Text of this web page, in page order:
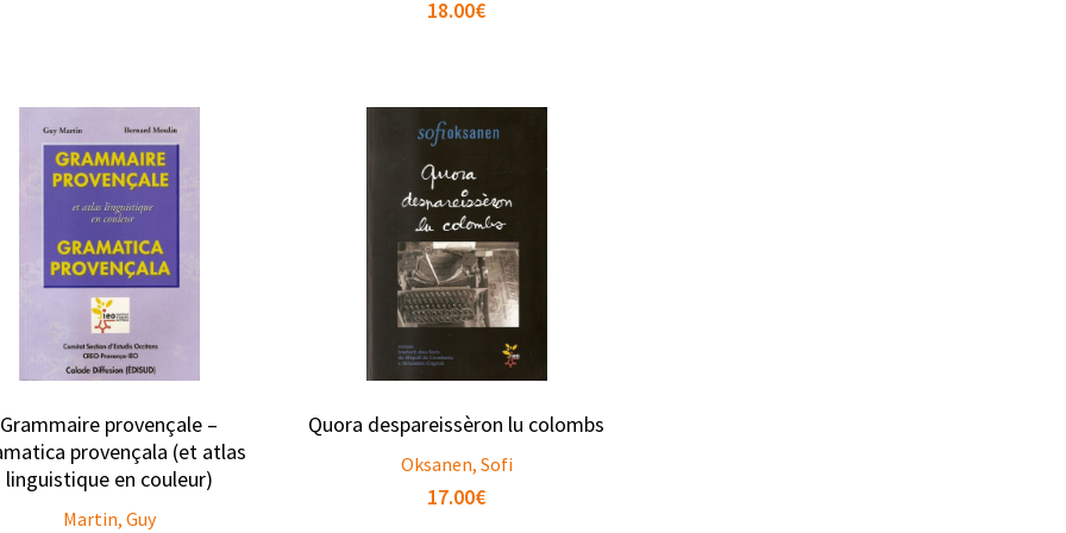
18.00€
Grammaire provençale –
provençala (et atlas
linguistique en couleur)
Martin, Guy
Quora despareissèron lu colombs
Oksanen, Sofi
17.00€